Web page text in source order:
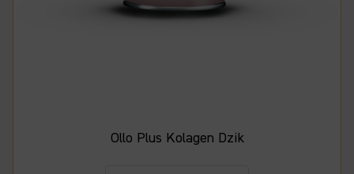
Ollo Plus Kolagen Dzik